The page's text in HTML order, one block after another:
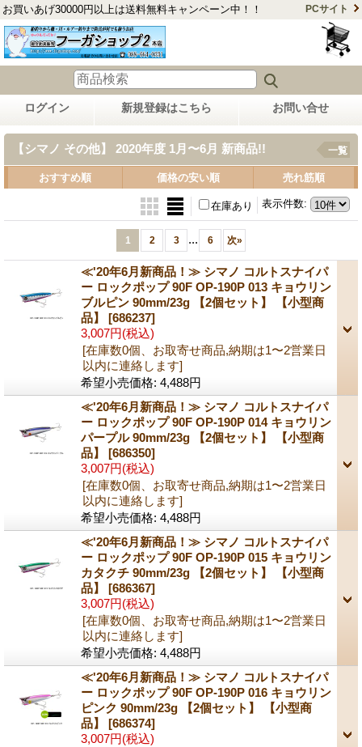
お買いあげ30000円以上は送料無料キャンペーン中！！ PCサイト
ログイン 新規登録はこちら お問い合せ
【シマノ その他】 2020年度 1月〜6月 新商品!! 一覧
おすすめ順 価格の安い順 売れ筋順
表示件数:
在庫あり
1 2 3 ... 6 次»
≪'20年6月新商品！≫ シマノ コルトスナイパ
ー ロックポップ 90F OP-190P 013 キョウリン
ブルピン 90mm/23g 【2個セット】 【小型商
品】 [686237]
3,007円(税込)
[在庫数0個、お取寄せ商品,納期は1〜2営業日
以内に連絡します]
希望小売価格: 4,488円
≪'20年6月新商品！≫ シマノ コルトスナイパ
ー ロックポップ 90F OP-190P 014 キョウリン
パープル 90mm/23g 【2個セット】 【小型商
品】 [686350]
3,007円(税込)
[在庫数0個、お取寄せ商品,納期は1〜2営業日
以内に連絡します]
希望小売価格: 4,488円
≪'20年6月新商品！≫ シマノ コルトスナイパ
ー ロックポップ 90F OP-190P 015 キョウリン
カタクチ 90mm/23g 【2個セット】 【小型商
品】 [686367]
3,007円(税込)
[在庫数0個、お取寄せ商品,納期は1〜2営業日
以内に連絡します]
希望小売価格: 4,488円
≪'20年6月新商品！≫ シマノ コルトスナイパ
ー ロックポップ 90F OP-190P 016 キョウリン
ピンク 90mm/23g 【2個セット】 【小型商
品】 [686374]
3,007円(税込)